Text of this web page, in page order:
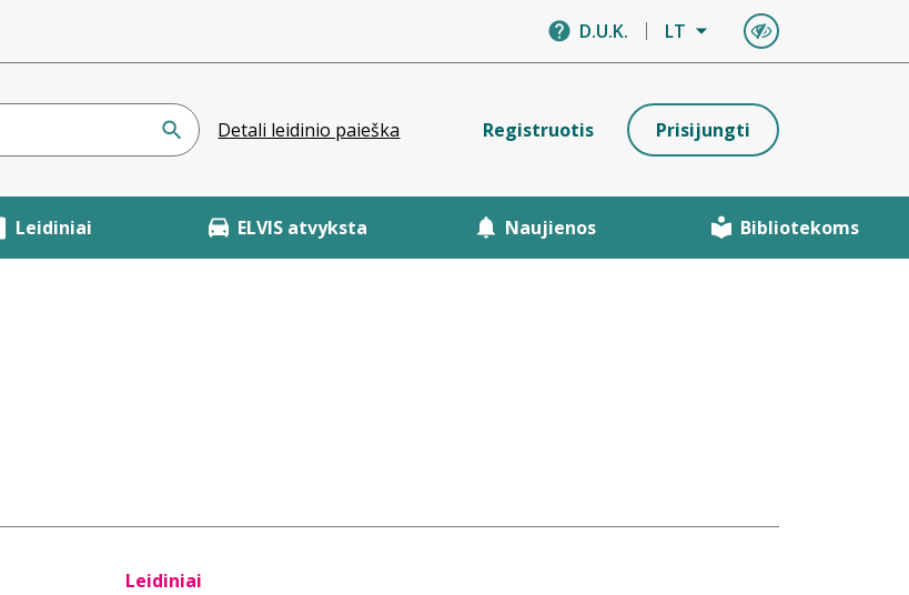
D.U.K. LT
Detali leidinio paieška Registruotis Prisijungti
Leidiniai ELVIS atvyksta Naujienos Bibliotekoms
Leidiniai